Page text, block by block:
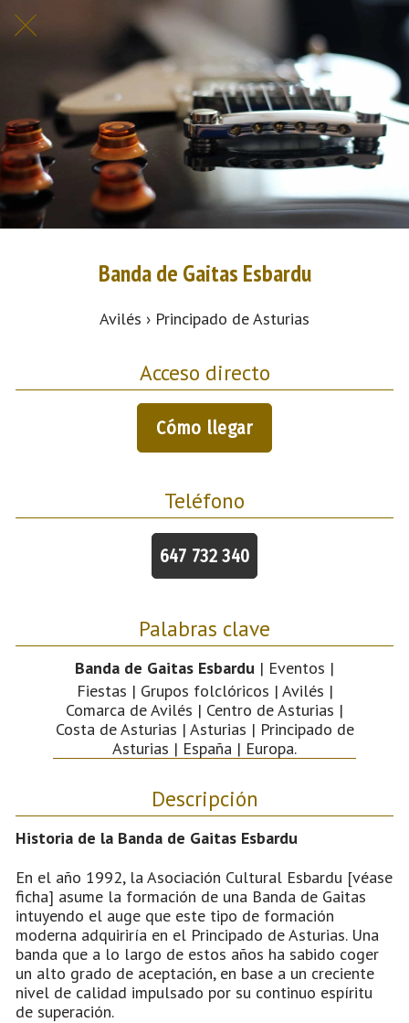
Banda de Gaitas Esbardu
Avilés › Principado de Asturias
Acceso directo
Cómo llegar
Teléfono
647 732 340
Palabras clave
Banda de Gaitas Esbardu | Eventos |
Fiestas | Grupos folclóricos | Avilés |
Comarca de Avilés | Centro de Asturias |
Costa de Asturias | Asturias | Principado de
Asturias | España | Europa.
Descripción
Historia de la Banda de Gaitas Esbardu
En el año 1992, la Asociación Cultural Esbardu [véase
ficha] asume la formación de una Banda de Gaitas
intuyendo el auge que este tipo de formación
moderna adquiriría en el Principado de Asturias. Una
banda que a lo largo de estos años ha sabido coger
un alto grado de aceptación, en base a un creciente
nivel de calidad impulsado por su continuo espíritu
de superación.